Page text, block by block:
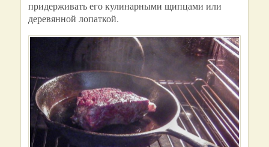
придерживать его кулинарными щипцами или
деревянной лопаткой.